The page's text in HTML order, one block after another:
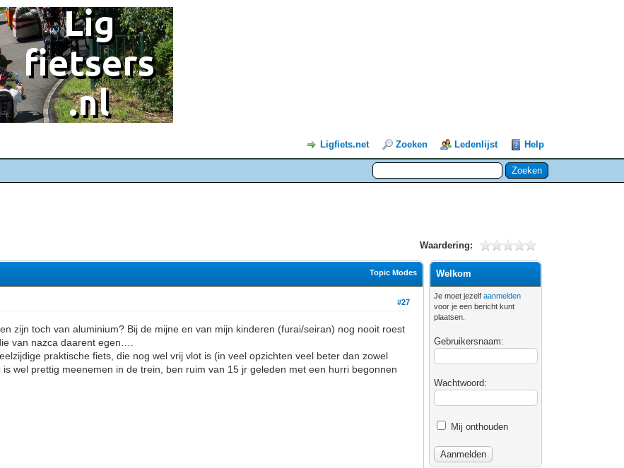
Ligfiets.net Zoeken Ledenlijst Help
Waardering:
Topic Modes
#27
zijn toch van aluminium? Bij de mijne en van mijn kinderen (furai/seiran) nog nooit roest
van nazca daarent egen….
praktische fiets, die nog wel vrij vlot is (in veel opzichten veel beter dan zowel
wel prettig meenemen in de trein, ben ruim van 15 jr geleden met een hurri begonnen
Welkom
Je moet jezelfaanmelden
voor je een bericht kunt
plaatsen.
Gebruikersnaam:
Wachtwoord:
Mij onthouden